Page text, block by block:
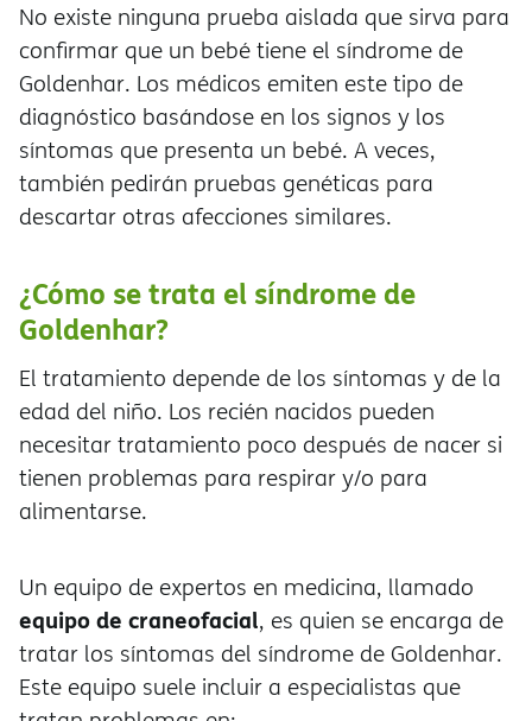
No existe ninguna prueba aislada que sirva para
confirmar que un bebé tiene el síndrome de
Goldenhar. Los médicos emiten este tipo de
diagnóstico basándose en los signos y los
síntomas que presenta un bebé. A veces,
también pedirán pruebas genéticas para
descartar otras afecciones similares.
¿Cómo se trata el síndrome de
Goldenhar?
El tratamiento depende de los síntomas y de la
edad del niño. Los recién nacidos pueden
necesitar tratamiento poco después de nacer si
tienen problemas para respirar y/o para
alimentarse.
Un equipo de expertos en medicina, llamado
equipo de craneofacial, es quien se encarga de
tratar los síntomas del síndrome de Goldenhar.
Este equipo suele incluir a especialistas que